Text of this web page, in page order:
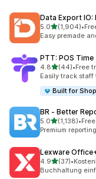
Data Export IO:
5.05つ星中
(1,904)
合計レビュー数：
•
Easy premade
PTT: POS
4.85つ星中
(44)
合計レビュー数：
•Free
Easily track staff
Built for
BR ‑ Better
5.05つ星中
(1,138)
合計レビュー数：
•
Premium
Lexware
4.95つ星中
(37)
合計レビュー数：
•
Buchhaltung